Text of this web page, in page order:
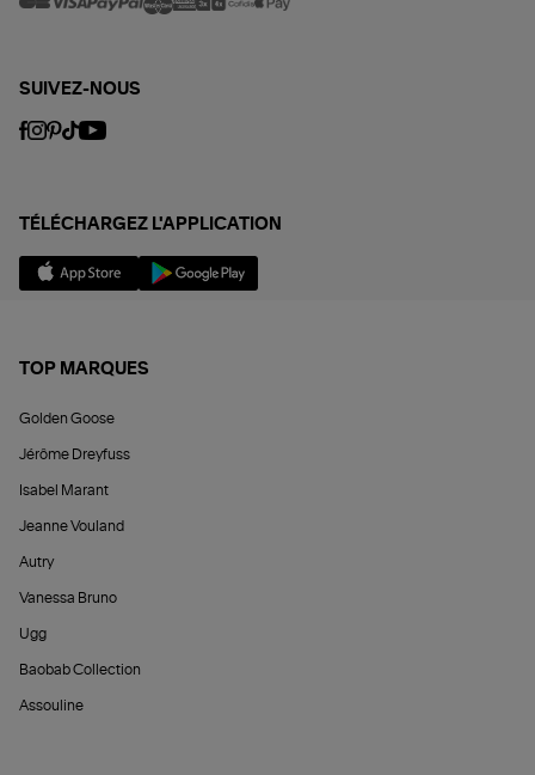
SUIVEZ-NOUS
TÉLÉCHARGEZ L'APPLICATION
TOP MARQUES
Golden Goose
Jérôme Dreyfuss
Isabel Marant
Jeanne Vouland
Autry
Vanessa Bruno
Ugg
Baobab Collection
Assouline